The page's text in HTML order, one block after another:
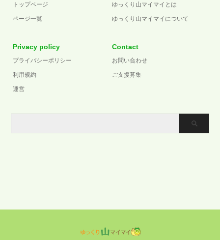
トップページ
ページ一覧
ゆっくり山マイマイとは
ゆっくり山マイマイについて
Privacy policy
プライバシーポリシー
利用規約
運営
Contact
お問い合わせ
ご支援募集